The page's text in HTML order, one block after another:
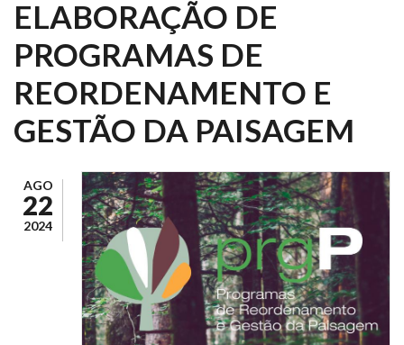
ELABORAÇÃO DE
PROGRAMAS DE
REORDENAMENTO E
GESTÃO DA PAISAGEM
AGO
22
2024